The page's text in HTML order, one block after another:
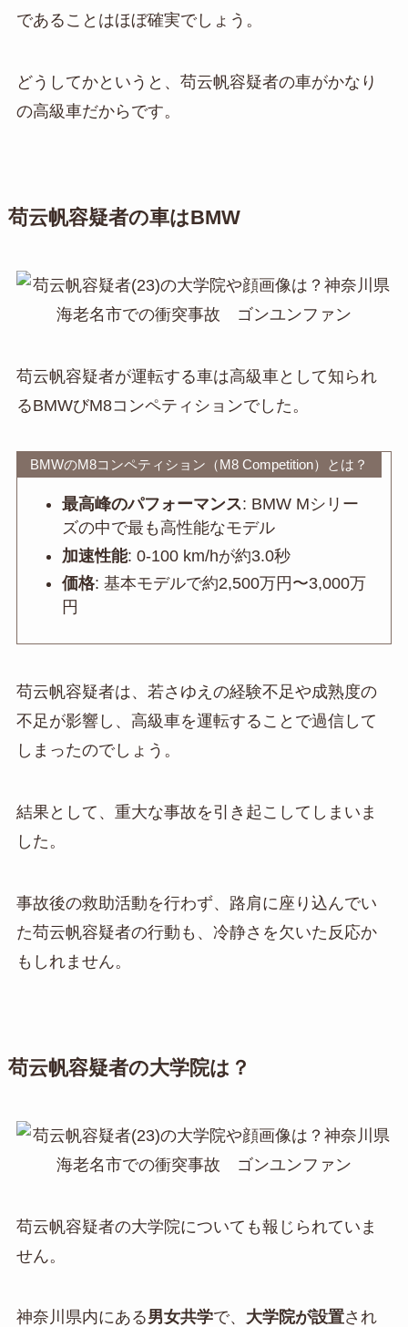
であることはほぼ確実でしょう。
どうしてかというと、苟云帆容疑者の車がかなり
の高級車だからです。
苟云帆容疑者の車はBMW
苟云帆容疑者が運転する車は高級車として知られ
るBMWびM8コンペティションでした。
BMWのM8コンペティション（M8 Competition）とは？
最高峰のパフォーマンス: BMW Mシリー
ズの中で最も高性能なモデル
加速性能: 0-100 km/hが約3.0秒
価格: 基本モデルで約2,500万円〜3,000万
円
苟云帆容疑者は、若さゆえの経験不足や成熟度の
不足が影響し、高級車を運転することで過信して
しまったのでしょう。
結果として、重大な事故を引き起こしてしまいま
した。
事故後の救助活動を行わず、路肩に座り込んでい
た苟云帆容疑者の行動も、冷静さを欠いた反応か
もしれません。
苟云帆容疑者の大学院は？
苟云帆容疑者の大学院についても報じられていま
せん。
神奈川県内にある男女共学で、 大学院が設置され